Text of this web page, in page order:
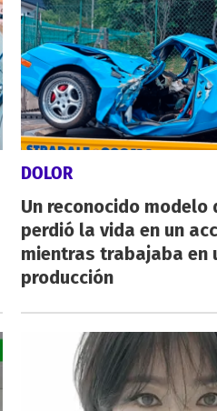
DOLOR
Un reconocido modelo
perdió la vida en un
mientras trabajaba en
producción